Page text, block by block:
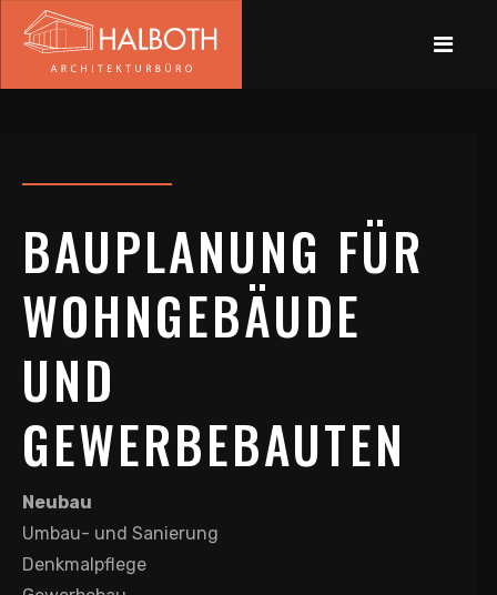
BAUPLANUNG FÜR
WOHNGEBÄUDE
UND
GEWERBEBAUTEN
Neubau
Umbau- und Sanierung
Denkmalpflege